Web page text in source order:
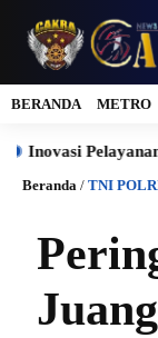
BERANDA METRO
Pelayanan
Beranda / TNI